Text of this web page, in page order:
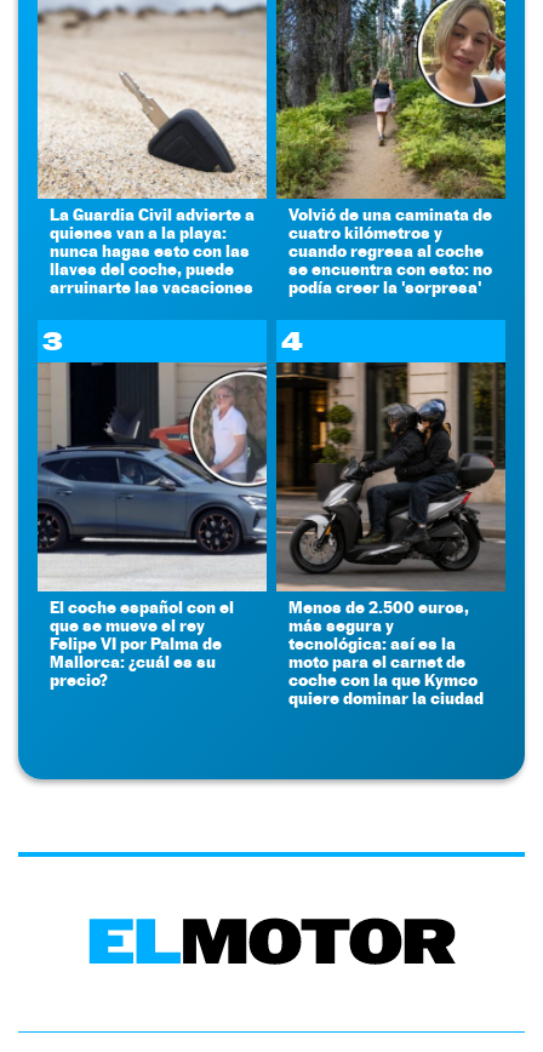
La Guardia Civil advierte a
quienes van a la playa:
nunca hagas esto con las
llaves del coche, puede
arruinarte las vacaciones
Volvió de una caminata de
cuatro kilómetros y
cuando regresa al coche
se encuentra con esto: no
podía creer la 'sorpresa'
3
El coche español con el
que se mueve el rey
Felipe VI por Palma de
Mallorca: ¿cuál es su
precio?
4
Menos de 2.500 euros,
más segura y
tecnológica: así es la
moto para el carnet de
coche con la que Kymco
quiere dominar la ciudad